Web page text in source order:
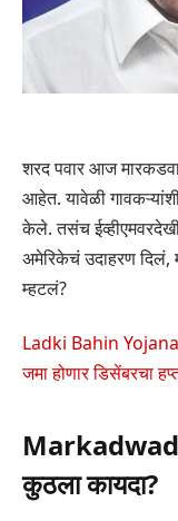
शरद पवार आज
आहेत. यावेळी
केले. तसंच
अमेरिकेचं उदाहरण दिलं,
म्हटलं?
Ladki Bahin Yojana
जमा होणार डिसेंबरचा
कुठला कायदा?